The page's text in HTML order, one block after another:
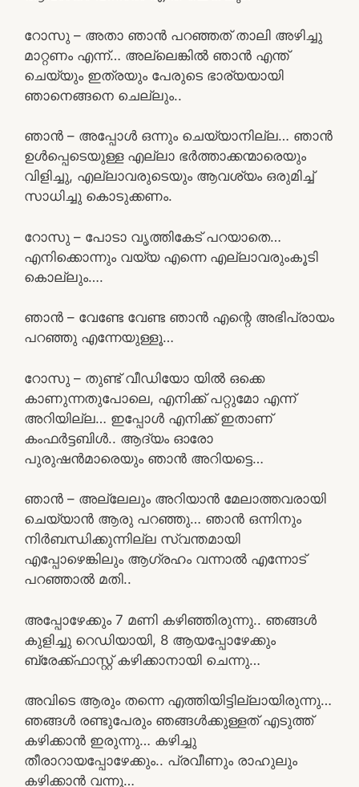
റോസു – അതാ ഞാൻ പറഞ്ഞത് താലി അഴിച്ചു
മാറ്റണം എന്ന്… അല്ലെങ്കിൽ ഞാൻ എന്ത്
ചെയ്യും ഇത്രയും പേരുടെ ഭാര്യയായി
ഞാനെങ്ങനെ ചെല്ലും..
ഞാൻ – അപ്പോൾ ഒന്നും ചെയ്യാനില്ല… ഞാൻ
ഉൾപ്പെടെയുള്ള എല്ലാ ഭർത്താക്കന്മാരെയും
വിളിച്ചു, എല്ലാവരുടെയും ആവശ്യം ഒരുമിച്ച്
സാധിച്ചു കൊടുക്കണം.
റോസു – പോടാ വൃത്തികേട് പറയാതെ…
എനിക്കൊന്നും വയ്യ എന്നെ എല്ലാവരുംകൂടി
കൊല്ലും….
ഞാൻ – വേണ്ടേ വേണ്ട ഞാൻ എന്റെ അഭിപ്രായം
പറഞ്ഞു എന്നേയുള്ളൂ…
റോസു – തുണ്ട് വീഡിയോ യിൽ ഒക്കെ
കാണുന്നതുപോലെ, എനിക്ക് പറ്റുമോ എന്ന്
അറിയില്ല… ഇപ്പോൾ എനിക്ക് ഇതാണ്
കംഫർട്ടബിൾ.. ആദ്യം ഓരോ
പുരുഷൻമാരെയും ഞാൻ അറിയട്ടെ…
ഞാൻ – അല്ലേലും അറിയാൻ മേലാത്തവരായി
ചെയ്യാൻ ആരു പറഞ്ഞു… ഞാൻ ഒന്നിനും
നിർബന്ധിക്കുന്നില്ല സ്വന്തമായി
എപ്പോഴെങ്കിലും ആഗ്രഹം വന്നാൽ എന്നോട്
പറഞ്ഞാൽ മതി..
അപ്പോഴേക്കും 7 മണി കഴിഞ്ഞിരുന്നു.. ഞങ്ങൾ
കുളിച്ചു റെഡിയായി, 8 ആയപ്പോഴേക്കും
ബ്രേക്ക്ഫാസ്റ്റ് കഴിക്കാനായി ചെന്നു…
അവിടെ ആരും തന്നെ എത്തിയിട്ടില്ലായിരുന്നു…
ഞങ്ങൾ രണ്ടുപേരും ഞങ്ങൾക്കുള്ളത് എടുത്ത്
കഴിക്കാൻ ഇരുന്നു… കഴിച്ചു
തീരാറായപ്പോഴേക്കും.. പ്രവീണും രാഹുലും
കഴിക്കാൻ വന്നു…